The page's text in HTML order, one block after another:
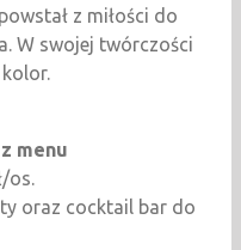
z miłości do
W swojej twórczości
menu
os.
oraz cocktail bar do